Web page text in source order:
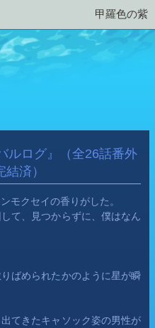
甲羅色の紫
ルログ』（全26話番外
済）
モクセイの香りがした。
て、見つからずに、僕はなん
ばめられたかのように星が瞬
てきたキャソック姿の男性が